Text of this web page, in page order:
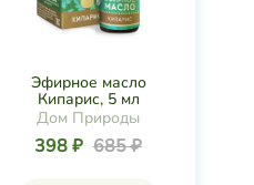
Эфирное масло
Кипарис, 5 мл
Дом Природы
398 ₽ 685 ₽